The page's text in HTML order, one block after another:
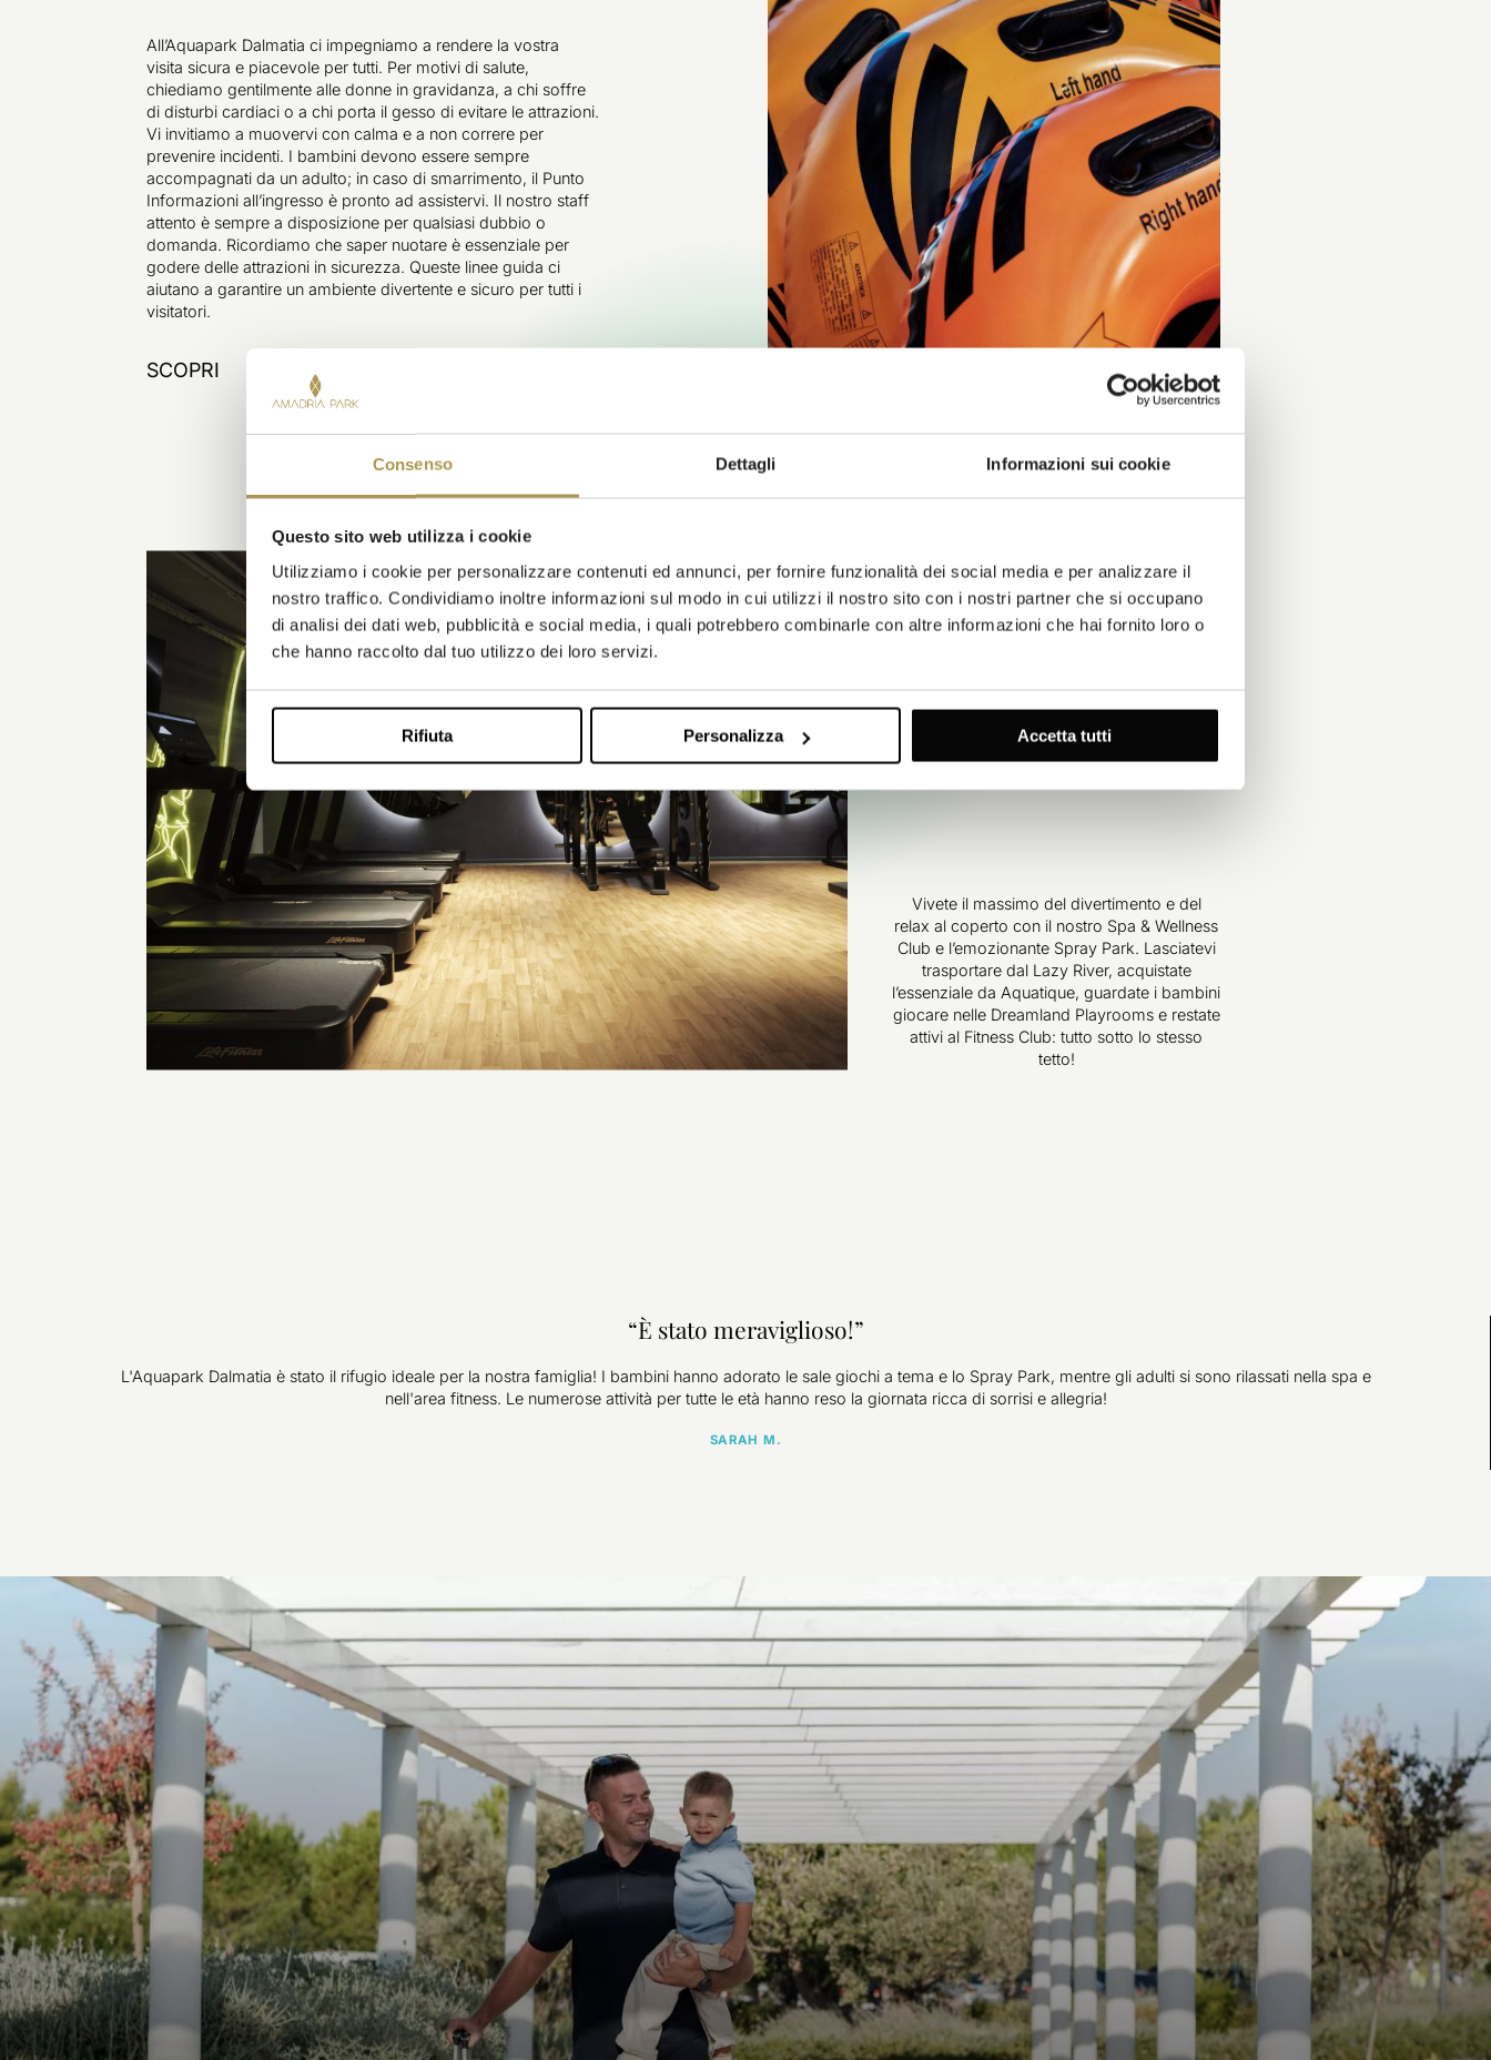
Consenso Dettagli Informazioni sui cookie
Questo sito web utilizza i cookie
Utilizziamo i cookie per personalizzare contenuti ed annunci, per fornire funzionalità dei social media e per analizzare il
nostro traffico. Condividiamo inoltre informazioni sul modo in cui utilizzi il nostro sito con i nostri partner che si occupano
di analisi dei dati web, pubblicità e social media, i quali potrebbero combinarle con altre informazioni che hai fornito loro o
che hanno raccolto dal tuo utilizzo dei loro servizi.
Rifiuta Personalizza Accetta tutti
All’Aquapark Dalmatia ci impegniamo a rendere la vostra
visita sicura e piacevole per tutti. Per motivi di salute,
chiediamo gentilmente alle donne in gravidanza, a chi soffre
di disturbi cardiaci o a chi porta il gesso di evitare le attrazioni.
Vi invitiamo a muovervi con calma e a non correre per
prevenire incidenti. I bambini devono essere sempre
accompagnati da un adulto; in caso di smarrimento, il Punto
Informazioni all’ingresso è pronto ad assistervi. Il nostro staff
attento è sempre a disposizione per qualsiasi dubbio o
domanda. Ricordiamo che saper nuotare è essenziale per
godere delle attrazioni in sicurezza. Queste linee guida ci
aiutano a garantire un ambiente divertente e sicuro per tutti i
visitatori.
SCOPRI
Vivete il massimo del divertimento e del
relax al coperto con il nostro Spa & Wellness
Club e l’emozionante Spray Park. Lasciatevi
trasportare dal Lazy River, acquistate
l’essenziale da Aquatique, guardate i bambini
giocare nelle Dreamland Playrooms e restate
attivi al Fitness Club: tutto sotto lo stesso
tetto!
“È stato meraviglioso!”
L'Aquapark Dalmatia è stato il rifugio ideale per la nostra famiglia! I bambini hanno adorato le sale giochi a tema e lo Spray Park, mentre gli adulti si sono rilassati nella spa e
nell'area fitness. Le numerose attività per tutte le età hanno reso la giornata ricca di sorrisi e allegria!
SARAH M.